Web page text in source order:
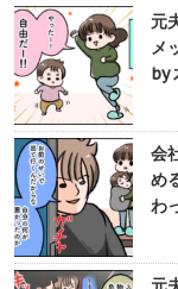
元
メ
by
会
め
わ